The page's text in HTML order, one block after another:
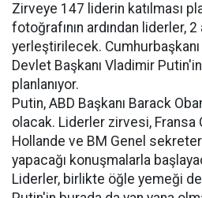
Zirveye 147 liderin katılması
fotoğrafının ardından liderler, 2
yerleştirilecek.
Devlet Başkanı Vladimir
planlanıyor.
Putin, ABD Başkanı Barack
olacak. Liderler zirvesi, Fransa
Hollande ve BM Genel
yapacağı konuşmalarla
Liderler, birlikte öğle yemeği